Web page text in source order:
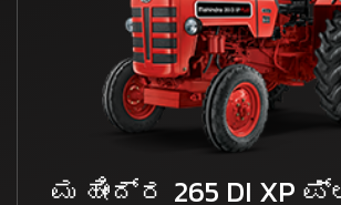
ಮಹೀಂದ್ರ 265 DI XP